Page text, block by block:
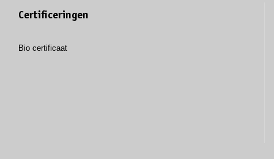
Certificeringen
Bio certificaat